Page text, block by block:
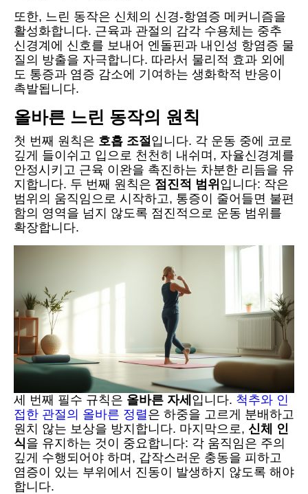
또한, 느린 동작은 신체의 신경-항염증 메커니즘을
활성화합니다. 근육과 관절의 감각 수용체는 중추
신경계에 신호를 보내어 엔돌핀과 내인성 항염증 물
질의 방출을 자극합니다. 따라서 물리적 효과 외에
도 통증과 염증 감소에 기여하는 생화학적 반응이
촉발됩니다.
올바른 느린 동작의 원칙
첫 번째 원칙은 호흡 조절입니다. 각 운동 중에 코로
깊게 들이쉬고 입으로 천천히 내쉬며, 자율신경계를
안정시키고 근육 이완을 촉진하는 차분한 리듬을 유
지합니다. 두 번째 원칙은 점진적 범위 입니다: 작은
범위의 움직임으로 시작하고, 통증이 줄어들면 불편
함의 영역을 넘지 않도록 점진적으로 운동 범위를
확장합니다.
세 번째 필수 규칙은 올바른 자세 입니다. 척추와 인
접한 관절의 올바른 정렬 은 하중을 고르게 분배하고
원치 않는 보상을 방지합니다. 마지막으로, 신체 인
식을 유지하는 것이 중요합니다: 각 움직임은 주의
깊게 수행되어야 하며, 갑작스러운 충동을 피하고
염증이 있는 부위에서 진동이 발생하지 않도록 해야
합니다.